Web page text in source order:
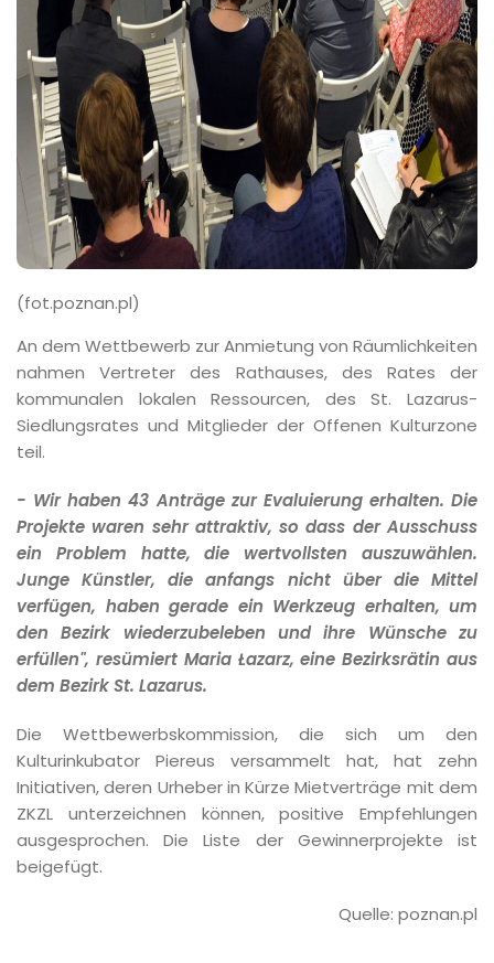
(fot.poznan.pl)
An dem Wettbewerb zur Anmietung von Räumlichkeiten
nahmen Vertreter des Rathauses, des Rates der
kommunalen lokalen Ressourcen, des St. Lazarus-
Siedlungsrates und Mitglieder der Offenen Kulturzone
teil.
- Wir haben 43 Anträge zur Evaluierung erhalten. Die
Projekte waren sehr attraktiv, so dass der Ausschuss
ein Problem hatte, die wertvollsten auszuwählen.
Junge Künstler, die anfangs nicht über die Mittel
verfügen, haben gerade ein Werkzeug erhalten, um
den Bezirk wiederzubeleben und ihre Wünsche zu
erfüllen", resümiert Maria Łazarz, eine Bezirksrätin aus
dem Bezirk St. Lazarus.
Die Wettbewerbskommission, die sich um den
Kulturinkubator Piereus versammelt hat, hat zehn
Initiativen, deren Urheber in Kürze Mietverträge mit dem
ZKZL unterzeichnen können, positive Empfehlungen
ausgesprochen. Die Liste der Gewinnerprojekte ist
beigefügt.
Quelle: poznan.pl